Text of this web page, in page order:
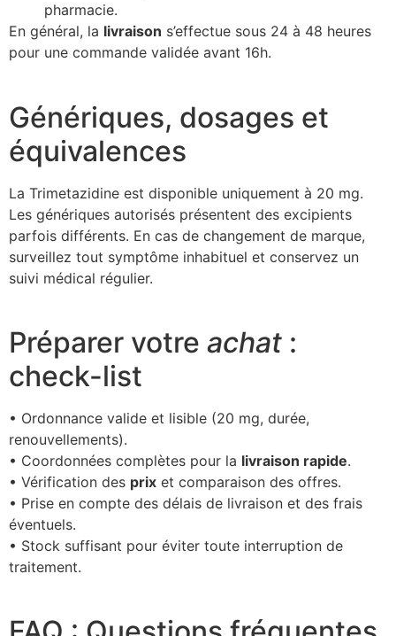
pharmacie.
En général, la livraison s’effectue sous 24 à 48 heures
pour une commande validée avant 16h.
Génériques, dosages et
équivalences
La Trimetazidine est disponible uniquement à 20 mg.
Les génériques autorisés présentent des excipients
parfois différents. En cas de changement de marque,
surveillez tout symptôme inhabituel et conservez un
suivi médical régulier.
Préparer votre achat :
check-list
• Ordonnance valide et lisible (20 mg, durée,
renouvellements).
• Coordonnées complètes pour la livraison rapide.
• Vérification des prix et comparaison des offres.
• Prise en compte des délais de livraison et des frais
éventuels.
• Stock suffisant pour éviter toute interruption de
traitement.